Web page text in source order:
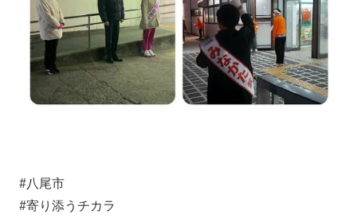
#八尾市
#寄り添うチカラ